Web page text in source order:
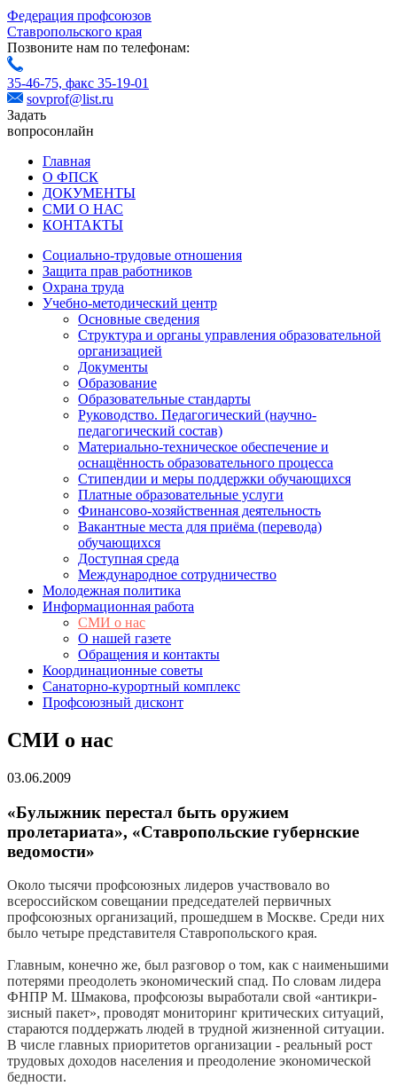
Федерация профсоюзов
Ставропольского края
Позвоните нам по телефонам:
35-46-75, факс 35-19-01
sovprof@list.ru
Задать
вопросонлайн
Главная
О ФПСК
ДОКУМЕНТЫ
СМИ О НАС
КОНТАКТЫ
Социально-трудовые отношения
Защита прав работников
Охрана труда
Учебно-методический центр
Основные сведения
Структура и органы управления образовательной
организацией
Документы
Образование
Образовательные стандарты
Руководство. Педагогический (научно-
педагогический состав)
Материально-техническое обеспечение и
оснащённость образовательного процесса
Стипендии и меры поддержки обучающихся
Платные образовательные услуги
Финансово-хозяйственная деятельность
Вакантные места для приёма (перевода)
обучающихся
Доступная среда
Международное сотрудничество
Молодежная политика
Информационная работа
СМИ о нас
О нашей газете
Обращения и контакты
Координационные советы
Санаторно-курортный комплекс
Профсоюзный дисконт
СМИ о нас
03.06.2009
«Булыжник перестал быть оружием
пролетариата», «Ставропольские губернские
ведомости»
Около тысячи профсоюзных лиде­ров участвовало во
всероссийском со­вещании председателей первичных
профсоюзных организаций, прошедшем в Москве. Среди них
было четыре представителя Ставропольского края.
Главным, конечно же, был разговор о том, как с наименьшими
потерями преодолеть экономический спад. По словам лидера
ФНПР М. Шмакова, профсоюзы выработали свой «антикри­
зисный пакет», проводят мониторинг критических ситуаций,
стараются под­держать людей в трудной жизненной ситуации.
В числе главных приорите­тов организации - реальный рост
тру­довых доходов населения и преодоле­ние экономической
бедности.